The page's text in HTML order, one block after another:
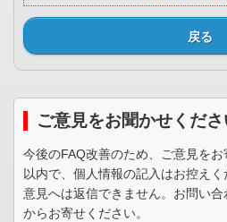
戻る
ご意見をお聞かせくださ
今後のFAQ改善のため、ご意見を
以内で、個人情報の記入はお控え
意見へは返信できません。お問い
からお寄せください。